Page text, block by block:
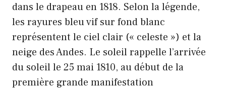
dans le drapeau en 1818. Selon la légende,
les rayures bleu vif sur fond blanc
représentent le ciel clair (« celeste ») et la
neige des Andes. Le soleil rappelle l’arrivée
du soleil le 25 mai 1810, au début de la
première grande manifestation